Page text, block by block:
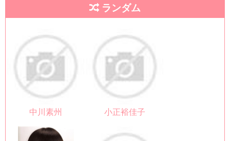
ランダム
中川素州 小正裕佳子